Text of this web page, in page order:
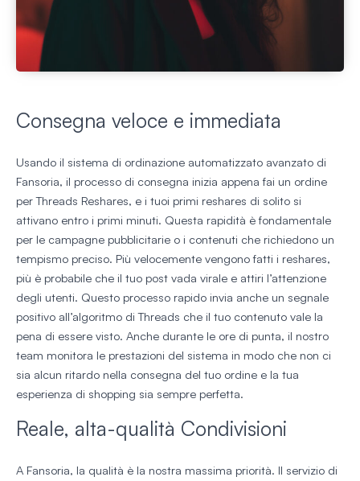
Consegna veloce e immediata
Usando il sistema di ordinazione automatizzato avanzato di
Fansoria, il processo di consegna inizia appena fai un ordine
per Threads Reshares, e i tuoi primi reshares di solito si
attivano entro i primi minuti. Questa rapidità è fondamentale
per le campagne pubblicitarie o i contenuti che richiedono un
tempismo preciso. Più velocemente vengono fatti i reshares,
più è probabile che il tuo post vada virale e attiri l’attenzione
degli utenti. Questo processo rapido invia anche un segnale
positivo all’algoritmo di Threads che il tuo contenuto vale la
pena di essere visto. Anche durante le ore di punta, il nostro
team monitora le prestazioni del sistema in modo che non ci
sia alcun ritardo nella consegna del tuo ordine e la tua
esperienza di shopping sia sempre perfetta.
Reale, alta-qualità Condivisioni
A Fansoria, la qualità è la nostra massima priorità. Il servizio di